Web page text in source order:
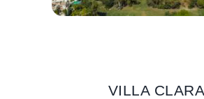
VILLA CLARA